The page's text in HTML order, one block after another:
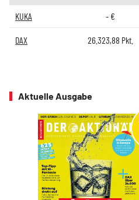
KUKA - €
DAX 26.323,88 Pkt.
Aktuelle Ausgabe